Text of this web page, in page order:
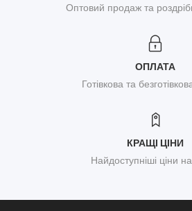
Оптовий продаж та
ОПЛАТА
Готівкова та
КРАЩІ ЦІНИ
Найдоступніші ціни